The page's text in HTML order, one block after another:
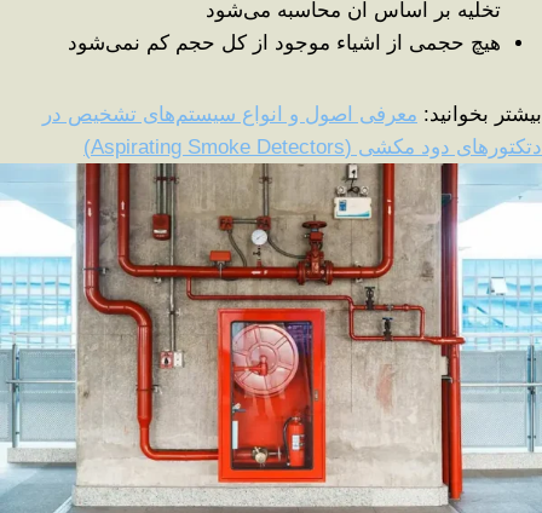
تخلیه بر اساس آن محاسبه می‌شود
هیچ حجمی از اشیاء موجود از کل حجم کم نمی‌شود
بیشتر بخوانید: معرفی اصول و انواع سیستم‌های تشخیص در
دتکتورهای دود مکشی (Aspirating Smoke Detectors)